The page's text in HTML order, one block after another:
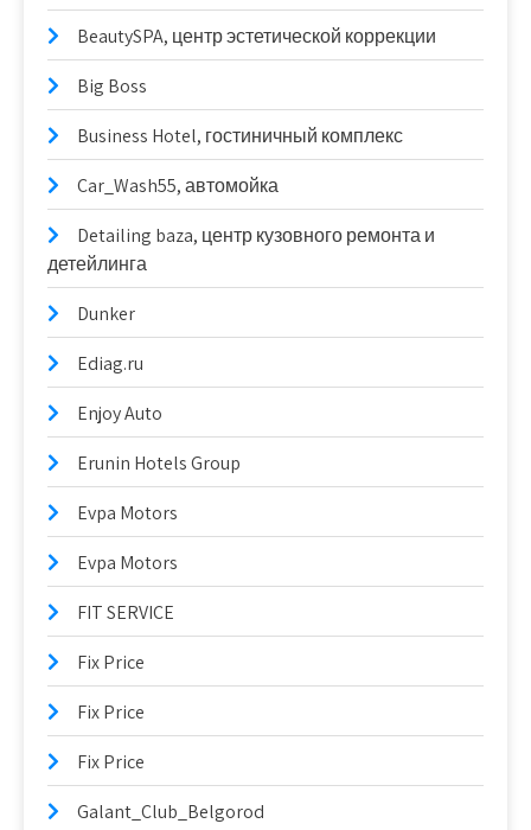
BeautySPA, центр эстетической коррекции
Big Boss
Business Hotel, гостиничный комплекс
Car_Wash55, автомойка
Detailing baza, центр кузовного ремонта и
детейлинга
Dunker
Ediag.ru
Enjoy Auto
Erunin Hotels Group
Evpa Motors
Evpa Motors
FIT SERVICE
Fix Price
Fix Price
Fix Price
Galant_Club_Belgorod